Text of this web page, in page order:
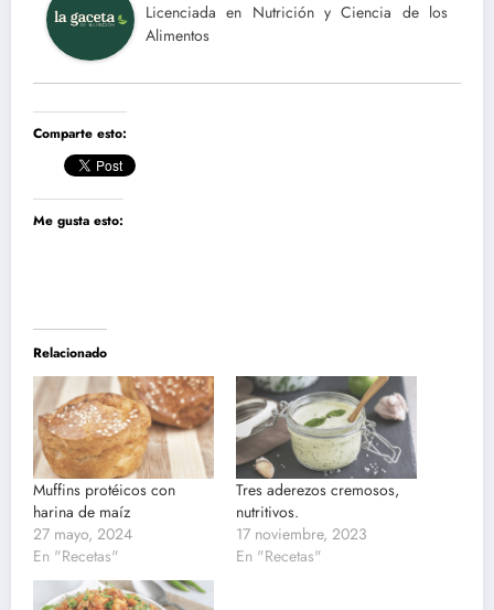
Licenciada en Nutrición y Ciencia de los
Alimentos
Comparte esto:
Me gusta esto:
Relacionado
Muffins protéicos con
harina de maíz
27 mayo, 2024
En "Recetas"
Tres aderezos cremosos,
nutritivos.
17 noviembre, 2023
En "Recetas"